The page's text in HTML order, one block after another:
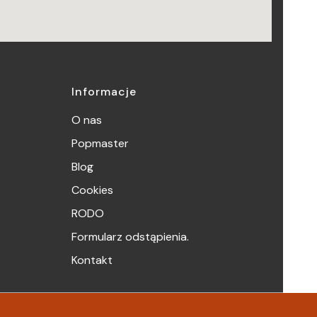
Informacje
O nas
Popmaster
Blog
Cookies
RODO
Formularz odstąpienia.
Kontakt